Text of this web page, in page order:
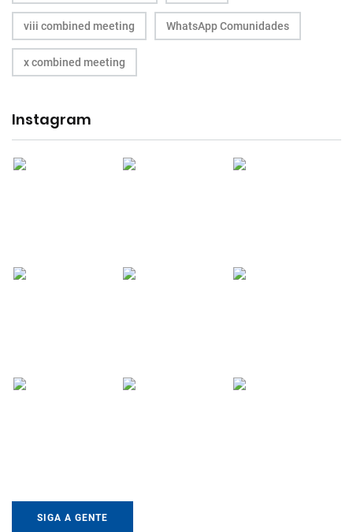
viii combined meeting WhatsApp Comunidades
x combined meeting
Instagram
SIGA A GENTE